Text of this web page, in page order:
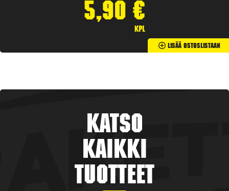
5,90 €
kpl
Lisää Ostoslistaan
Katso
kaikki
tuotteet